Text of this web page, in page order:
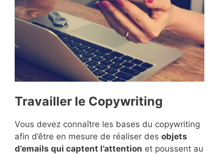
Travailler le Copywriting
Vous devez connaître les bases du copywriting
afin d’être en mesure de réaliser des objets
d’emails qui captent l’attention et poussent au